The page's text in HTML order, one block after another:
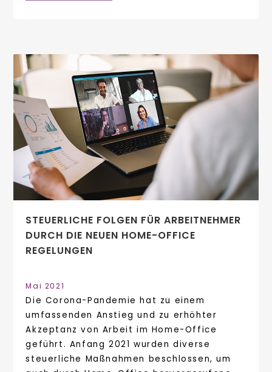
STEUERLICHE FOLGEN FÜR ARBEITNEHMER
DURCH DIE NEUEN HOME-OFFICE
REGELUNGEN
Mai 2021
Die Corona-Pandemie hat zu einem
umfassenden Anstieg und zu erhöhter
Akzeptanz von Arbeit im Home-Office
geführt. Anfang 2021 wurden diverse
steuerliche Maßnahmen beschlossen, um